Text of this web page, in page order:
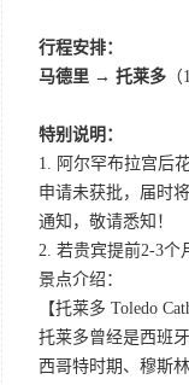
行程安排：
马德里 → 托莱多
特别说明：
1. 阿尔罕布拉宫后
申请未获批，届时
通知，敬请悉知！
2. 若贵宾提前2-3个
景点介绍：
【托莱多 Toledo
托莱多曾经是西班
西哥特时期、穆斯